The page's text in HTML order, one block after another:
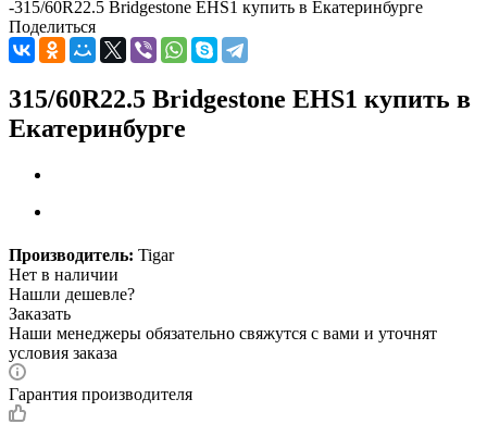
-315/60R22.5 Bridgestone EHS1 купить в Екатеринбурге
Поделиться
315/60R22.5 Bridgestone EHS1 купить в
Екатеринбурге
Производитель: Tigar
Нет в наличии
Нашли дешевле?
Заказать
Наши менеджеры обязательно свяжутся с вами и уточнят
условия заказа
Гарантия производителя